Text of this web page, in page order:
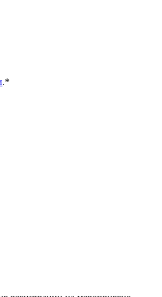
.*